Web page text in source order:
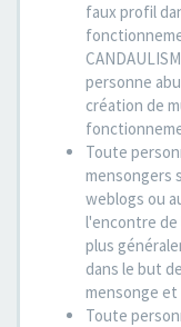
faux profil
personne
création de
Toute
mensongers
weblogs ou
l'encontre
plus
dans le but
mensonge et
Toute